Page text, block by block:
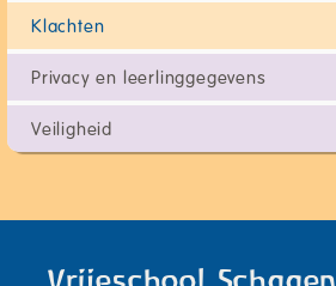
Klachten
Privacy en leerlinggegevens
Veiligheid